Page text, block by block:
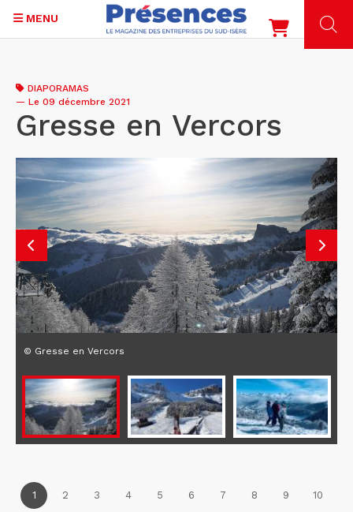
contenu
principal
MENU
DIAPORAMAS
— Le 09 décembre 2021
Gresse en Vercors
© Gresse en Vercors
1 2 3 4 5 6 7 8 9 10